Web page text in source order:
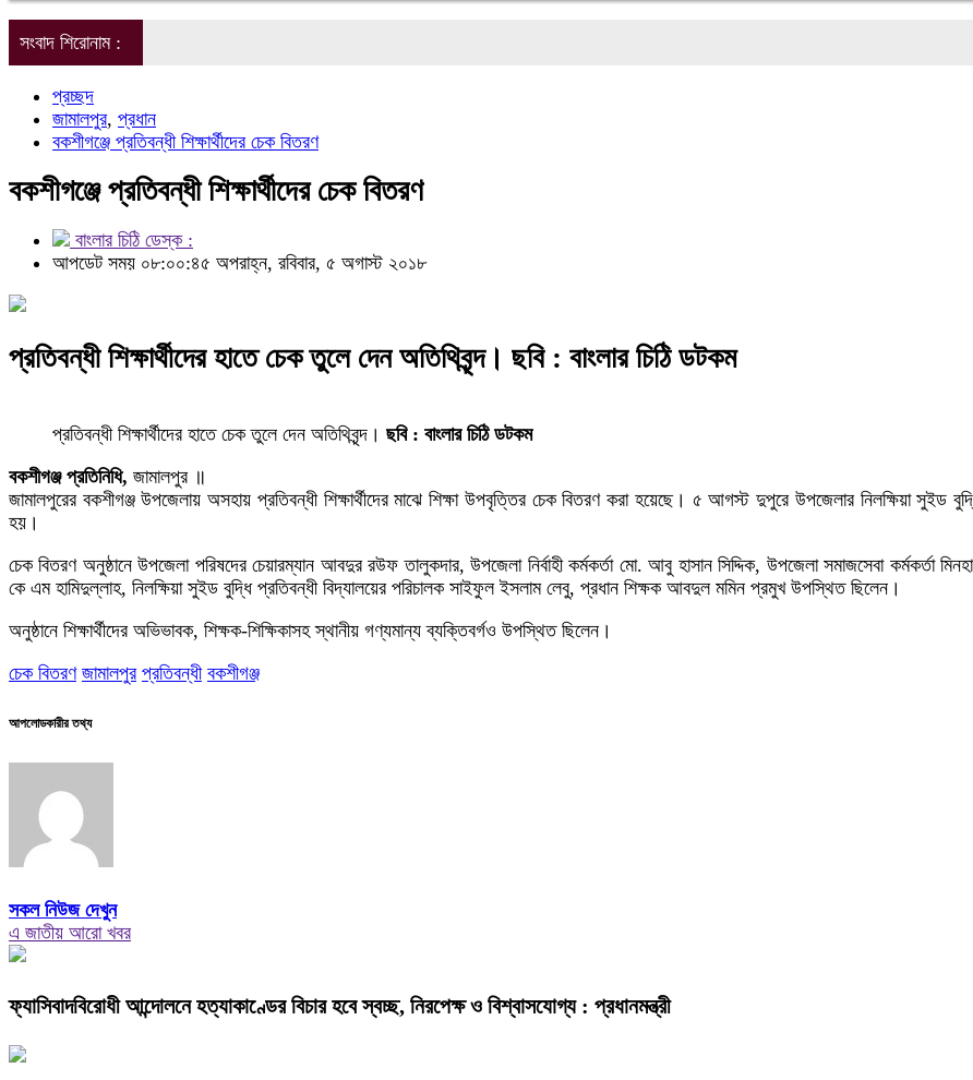
সংবাদ শিরোনাম :
প্রচ্ছদ
জামালপুর, প্রধান
বকশীগঞ্জে প্রতিবন্ধী শিক্ষার্থীদের চেক বিতরণ
বকশীগঞ্জে প্রতিবন্ধী শিক্ষার্থীদের চেক বিতরণ
বাংলার চিঠি ডেস্ক :
আপডেট সময় ০৮:০০:৪৫ অপরাহ্ন, রবিবার, ৫ অগাস্ট ২০১৮
প্রতিবন্ধী শিক্ষার্থীদের হাতে চেক তুলে দেন অতিথিবৃন্দ। ছবি : বাংলার চিঠি ডটকম
প্রতিবন্ধী শিক্ষার্থীদের হাতে চেক তুলে দেন অতিথিবৃন্দ। ছবি : বাংলার চিঠি ডটকম
বকশীগঞ্জ প্রতিনিধি, জামালপুর ॥
জামালপুরের বকশীগঞ্জ উপজেলায় অসহায় প্রতিবন্ধী শিক্ষার্থীদের মাঝে শিক্ষা উপবৃত্তির চেক বিতরণ করা হয়েছে। ৫ আগস্ট দুপুরে উপজেলার নিলক্ষিয়া সুইড
হয়।
চেক বিতরণ অনুষ্ঠানে উপজেলা পরিষদের চেয়ারম্যান আবদুর রউফ তালুকদার, উপজেলা নির্বাহী কর্মকর্তা মো. আবু হাসান সিদ্দিক, উপজেলা সমাজসেবা কর্মকর্তা
কে এম হামিদুল্লাহ, নিলক্ষিয়া সুইড বুদ্ধি প্রতিবন্ধী বিদ্যালয়ের পরিচালক সাইফুল ইসলাম লেবু, প্রধান শিক্ষক আবদুল মমিন প্রমুখ উপস্থিত ছিলেন।
অনুষ্ঠানে শিক্ষার্থীদের অভিভাবক, শিক্ষক-শিক্ষিকাসহ স্থানীয় গণ্যমান্য ব্যক্তিবর্গও উপস্থিত ছিলেন।
চেক বিতরণ জামালপুর প্রতিবন্ধী বকশীগঞ্জ
আপলোডকারীর তথ্য
সকল নিউজ দেখুন
এ জাতীয় আরো খবর
ফ্যাসিবাদবিরোধী আন্দোলনে হত্যাকাণ্ডের বিচার হবে স্বচ্ছ, নিরপেক্ষ ও বিশ্বাসযোগ্য : প্রধানমন্ত্রী